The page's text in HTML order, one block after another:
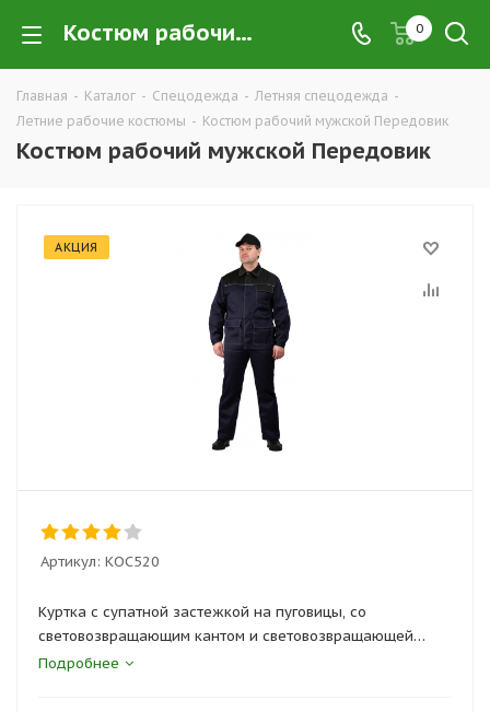
Костюм рабочий мужской Передовик купить в Екатеринбурге по низким ценам оптом — интернет-магазин летних рабочих костюмов в розницу компании ТД УРАЛСИЗ 0
Главная - Каталог - Спецодежда - Летняя спецодежда -
Летние рабочие костюмы - Костюм рабочий мужской Передовик
Костюм рабочий мужской Передовик
АКЦИЯ
Артикул: КОС520
Куртка с супатной застежкой на пуговицы, со
световозвращающим кантом и световозвращающей
полосой на спинке.
Подробнее